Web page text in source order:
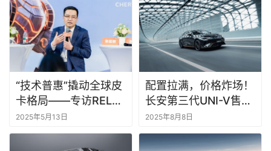
“技术普惠”撬动全球皮
卡格局——专访RELY
威麟品牌事业部总经理
张佳明
2025年5月13日
配置拉满，价格炸场！
长安第三代UNI-V售
9.79万元起
2025年8月8日